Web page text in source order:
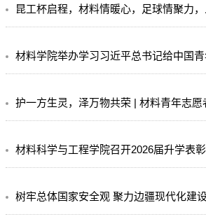
昆工杯启程，材料情暖心，足球情聚力，人生情致远——材料学院足球队校
材料学院举办学习习近平总书记给中国青年五四奖章暨新时代青年先锋奖获奖者代
护一方生灵，泽万物共荣 | 材料青年志愿者投身5·22生
材料科学与工程学院召开2026届升学表彰暨2027届
树牢总体国家安全观 聚力边疆现代化建设 张景攀书记为学生